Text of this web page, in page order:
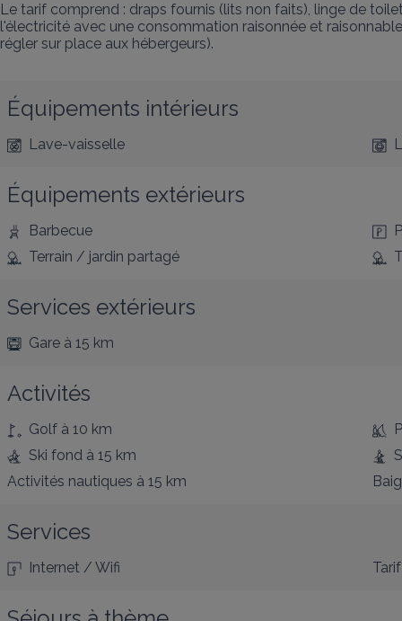
Le tarif comprend : draps fournis (lits non faits), linge de
l'électricité avec une consommation raisonnée et
régler sur place aux hébergeurs).
Équipements intérieurs
Lave-vaisselle
Équipements extérieurs
Barbecue
Terrain / jardin partagé
Services extérieurs
Gare à 15 km
Activités
Golf à 10 km
Ski fond à 15 km
Activités nautiques à 15 km
Services
Internet / Wifi